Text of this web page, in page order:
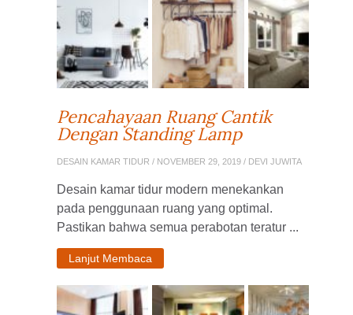
Pencahayaan Ruang Cantik
Dengan Standing Lamp
DESAIN KAMAR TIDUR / NOVEMBER 29, 2019 / DEVI JUWITA
Desain kamar tidur modern menekankan
pada penggunaan ruang yang optimal.
Pastikan bahwa semua perabotan teratur ...
Lanjut Membaca